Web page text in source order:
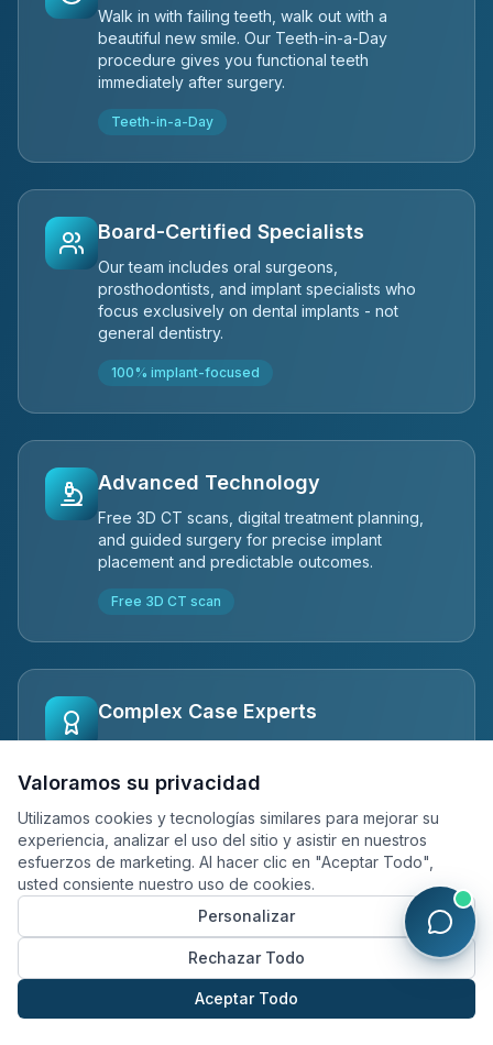
Valoramos su privacidad
Utilizamos cookies y tecnologías similares para mejorar su
experiencia, analizar el uso del sitio y asistir en nuestros
esfuerzos de marketing. Al hacer clic en "Aceptar Todo",
usted consiente nuestro uso de cookies.
Personalizar
Rechazar Todo
Aceptar Todo
Walk in with failing teeth, walk out with a
beautiful new smile. Our Teeth-in-a-Day
procedure gives you functional teeth
immediately after surgery.
Teeth-in-a-Day
Board-Certified Specialists
Our team includes oral surgeons,
prosthodontists, and implant specialists who
focus exclusively on dental implants - not
general dentistry.
100% implant-focused
Advanced Technology
Free 3D CT scans, digital treatment planning,
and guided surgery for precise implant
placement and predictable outcomes.
Free 3D CT scan
Complex Case Experts
Told you're not a candidate? We specialize in
patients with severe bone loss.
No one turned away
Affordable Financing
0% financing with $0 down - single tooth from
$60/month, full arch from $250/month - plus a
price match guarantee. We accept most dental